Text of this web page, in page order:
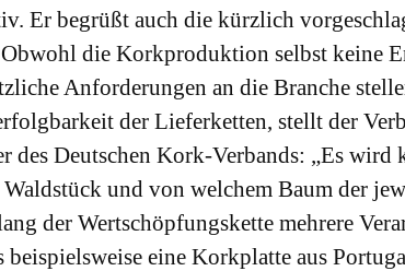
Er begrüßt auch die kürzlich
die Korkproduktion selbst keine
Anforderungen an die Branche
der Lieferketten, stellt der
des Deutschen Kork-Verbands: „Es wird
Waldstück und von welchem Baum der
der Wertschöpfungskette mehrere
eine Korkplatte aus